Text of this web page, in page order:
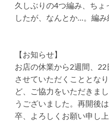
久しぶりの4つ編み、ちょ
したが、なんとか…。編
【お知らせ】
お店の休業から2週間、
させていただくこととな
ど、ご協力をいただきま
うございました。再開後
卒、よろしくお願い申し上